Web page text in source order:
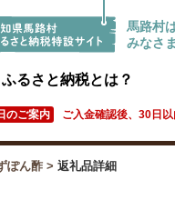
馬路村
みなさ
ふるさと納税とは？
のご案内 ご入金確認後、30日以
ぽん酢 > 返礼品詳細